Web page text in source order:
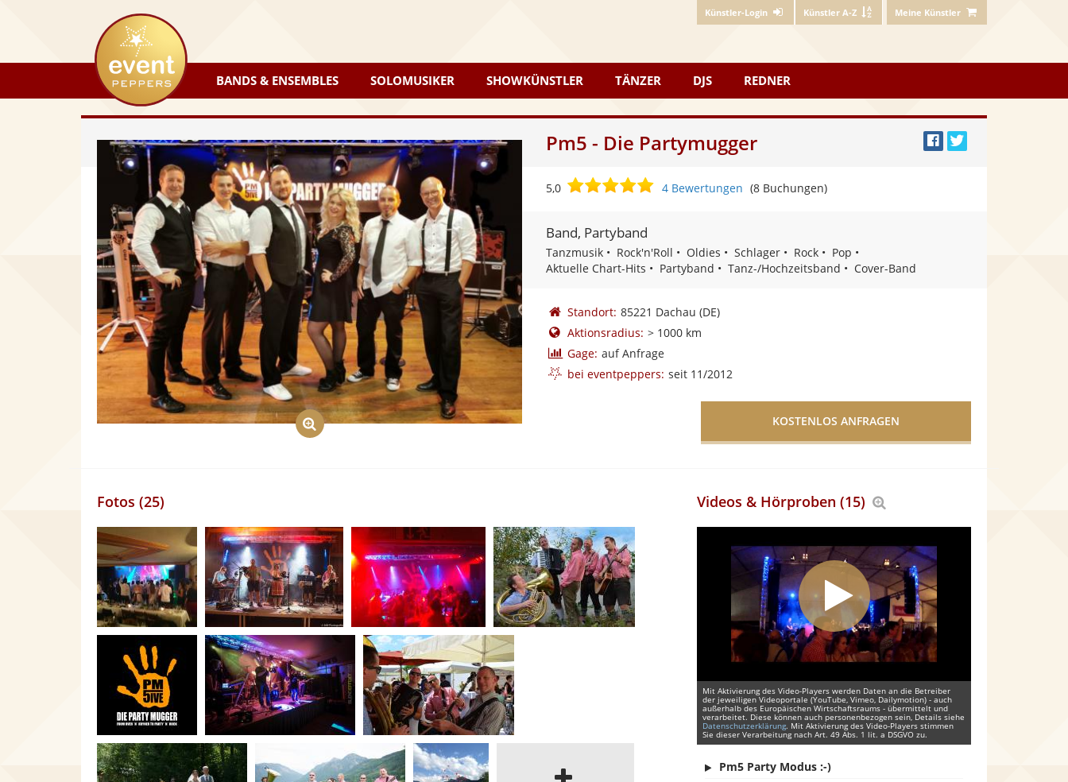
Künstler-Login Künstler A-Z Meine Künstler
eventpeppers
BANDS & ENSEMBLES SOLOMUSIKER SHOWKÜNSTLER TÄNZER DJS REDNER
Pm5 - Die Partymugger
5,0
5,04 Bewertungen (8 Buchungen)
Band, Partyband
Tanzmusik Rock'n'Roll Oldies Schlager Rock
Pop
Aktuelle Chart-Hits
Partyband Tanz-/Hochzeitsband Cover-Band
Standort: 85221 Dachau (DE)
Aktionsradius: > 1000 km
Gage: auf Anfrage
bei eventpeppers: seit 11/2012
Fotos (25) Videos & Hörproben (15)
Mit Aktivierung des Video-Players werden Daten an die Betreiber
der jeweiligen Videoportale (YouTube, Vimeo, Dailymotion) - auch
außerhalb des Europäischen Wirtschaftsraums - übermittelt und
verarbeitet. Diese können auch personenbezogen sein, Details siehe
Datenschutzerklärung. Mit Aktivierung des Video-Players stimmen
Sie dieser Verarbeitung nach Art. 49 Abs. 1 lit. a DSGVO zu.
Pm5 Party Modus :-)